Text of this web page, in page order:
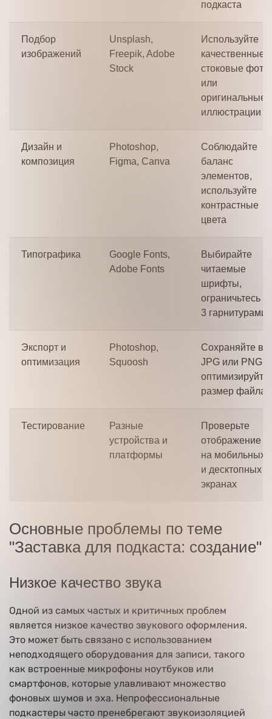
подкаста
Подбор
изображений
Unsplash,
Freepik, Adobe
Stock
Используйте
качественные
стоковые фото
или
оригинальные
иллюстрации
Дизайн и
композиция
Photoshop,
Figma, Canva
Соблюдайте
баланс
элементов,
используйте
контрастные
цвета
Типографика
Google Fonts,
Adobe Fonts
Выбирайте
читаемые
шрифты,
ограничьтесь 2-
3 гарнитурами
Экспорт и
оптимизация
Photoshop,
Squoosh
Сохраняйте в
JPG или PNG,
оптимизируйте
размер файла
Тестирование
Разные
устройства и
платформы
Проверьте
отображение
на мобильных
и десктопных
экранах
Основные проблемы по теме
"Заставка для подкаста: создание"
Низкое качество звука
Одной из самых частых и критичных проблем
является низкое качество звукового оформления.
Это может быть связано с использованием
неподходящего оборудования для записи, такого
как встроенные микрофоны ноутбуков или
смартфонов, которые улавливают множество
фоновых шумов и эха. Непрофессиональные
подкастеры часто пренебрегают звукоизоляцией